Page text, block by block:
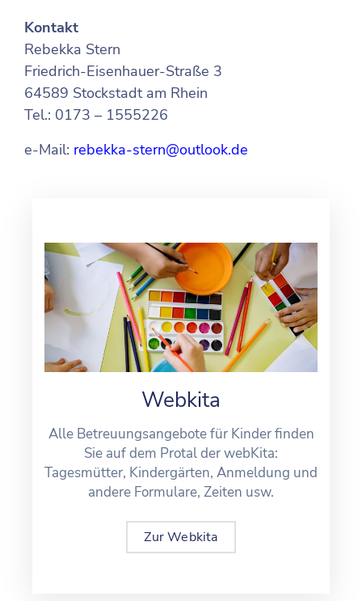
Kontakt
Rebekka Stern
Friedrich-Eisenhauer-Straße 3
64589 Stockstadt am Rhein
Tel.: 0173 – 1555226
e-Mail: rebekka-stern@outlook.de
Webkita
Alle Betreuungsangebote für Kinder finden
Sie auf dem Protal der webKita:
Tagesmütter, Kindergärten, Anmeldung und
andere Formulare, Zeiten usw.
Zur Webkita